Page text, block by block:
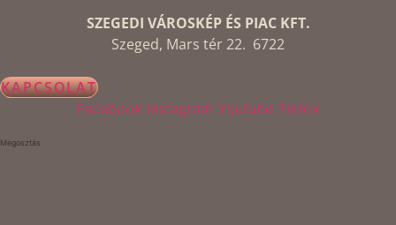
SZEGEDI VÁROSKÉP ÉS PIAC KFT.
Szeged, Mars tér 22. 6722
KAPCSOLAT
Facebook Instagram Youtube Tiktok
Megosztás